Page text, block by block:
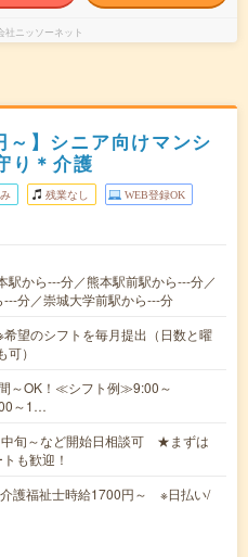
社ニッソーネット
～】シニア向けマンシ
り＊介護
残業なし WEB登録OK
駅から---分／熊本駅前駅から---分／
---分／崇城大学前駅から---分
望のシフトを毎月提出（日数と曜
）
～OK！≪シフト例≫9:00～
～1…
中旬～など開始日相談可 ★まずは
も歓迎！
護福祉士時給1700円～ ※日払い/